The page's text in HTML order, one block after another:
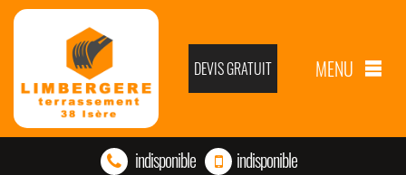
DEVIS GRATUIT MENU
indisponible indisponible